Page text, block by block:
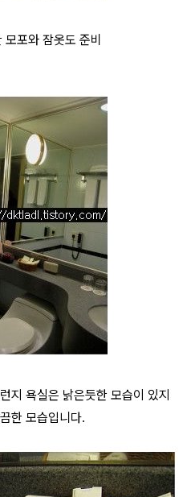
포와 잠옷도 준비
지 욕실은 낡은듯한 모습이 있지
한 모습입니다.